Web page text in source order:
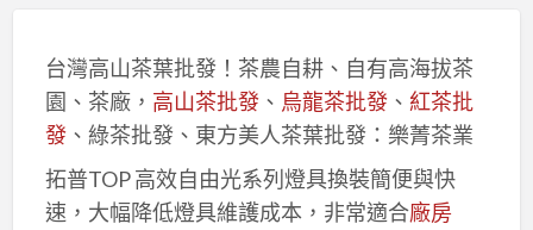
台灣高山茶葉批發！茶農自耕、自有高海拔茶
園、茶廠， 高山茶批發、 烏龍茶批發、 紅茶批
發、綠茶批發、東方美人茶葉批發：樂菁茶業
拓普TOP 高效自由光系列燈具換裝簡便與快
速，大幅降低燈具維護成本，非常適合廠房